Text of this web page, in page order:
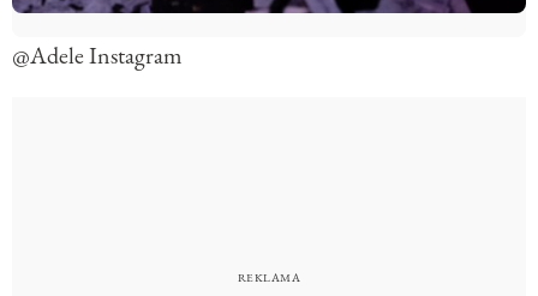
@Adele Instagram